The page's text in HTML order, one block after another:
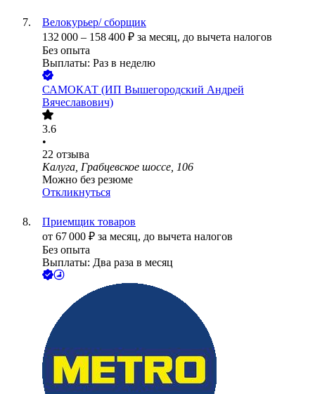
Велокурьер/ сборщик
132 000 – 158 400 ₽ за месяц, до вычета налогов
Без опыта
Выплаты: Раз в неделю
САМОКАТ (ИП Вышегородский Андрей
Вячеславович)
3.6
•
22 отзыва
Калуга, Грабцевское шоссе, 106
Можно без резюме
Откликнуться
Приемщик товаров
от 67 000 ₽ за месяц, до вычета налогов
Без опыта
Выплаты: Два раза в месяц